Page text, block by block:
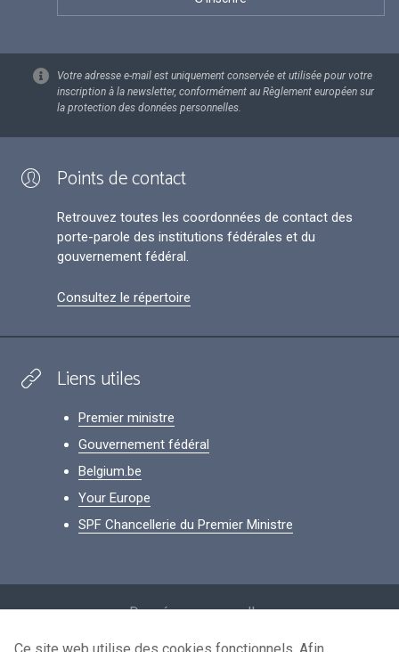
Votre adresse e-mail est uniquement conservée et utilisée pour votre
inscription à la newsletter, conformément au Règlement européen sur
la protection des données personnelles.
Points de contact
Retrouvez toutes les coordonnées de contact des
porte-parole des institutions fédérales et du
gouvernement fédéral.
Consultez le répertoire
Liens utiles
Premier ministre
Gouvernement fédéral
Belgium.be
Your Europe
SPF Chancellerie du Premier Ministre
Données personnelles
Conditions de réutilisation